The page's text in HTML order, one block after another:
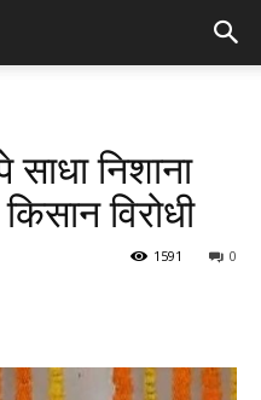
निशाना
विरोधी
0
1591